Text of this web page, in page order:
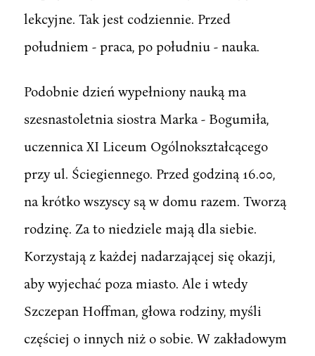
lekcyjne. Tak jest codziennie. Przed
południem - praca, po południu - nauka.
Podobnie dzień wypełniony nauką ma
szesnastoletnia siostra Marka - Bogumiła,
uczennica XI Liceum Ogólnokształcącego
przy ul. Ściegiennego. Przed godziną 16.00,
na krótko wszyscy są w domu razem. Tworzą
rodzinę. Za to niedziele mają dla siebie.
Korzystają z każdej nadarzającej się okazji,
aby wyjechać poza miasto. Ale i wtedy
Szczepan Hoffman, głowa rodziny, myśli
częściej o innych niż o sobie. W zakładowym